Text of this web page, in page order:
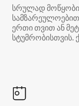
სრულად
ერთი თვით ან
სტუმრობისთვის.